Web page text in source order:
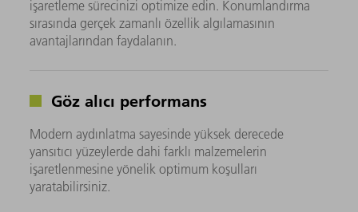
işaretleme sürecinizi optimize edin. Konumlandırma
sırasında gerçek zamanlı özellik algılamasının
avantajlarından faydalanın.
Göz alıcı performans
Modern aydınlatma sayesinde yüksek derecede
yansıtıcı yüzeylerde dahi farklı malzemelerin
işaretlenmesine yönelik optimum koşulları
yaratabilirsiniz.